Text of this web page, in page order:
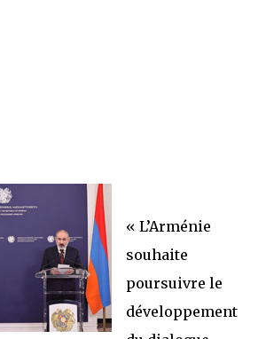
« L’Arménie
souhaite
poursuivre le
développement